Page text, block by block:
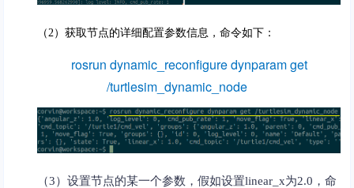
（2）获取节点的详细配置参数信息，命令如下：
rosrun dynamic_reconfigure dynparam get
/turtlesim_dynamic_node
（3）设置节点的某一个参数，假如设置linear_x为2.0，命